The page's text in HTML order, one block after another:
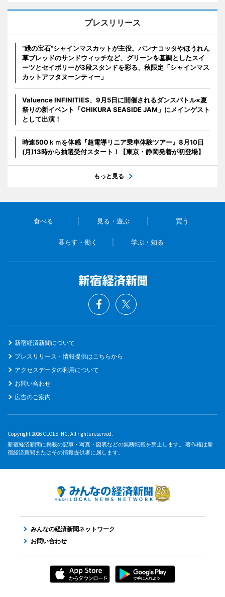
プレスリリース
“緑の宝石”シャインマスカットが主役。パンナコッタやほうれん
草ブレッドのサンドウィッチなど、グリーンを基調としたスイ
ーツとセイボリーが3段スタンドを彩る、秋限定「シャインマス
カットアフタヌーンティー」
Valuence INFINITIES、9月5日に開催されるダンスバトル×夏
祭りの新イベント「CHIKURA SEASIDE JAM」にメインゲスト
として出演！
時速500ｋｍを体感『超電導リニア乗車体験ツアー』8月10日
(月)13時から抽選受付スタート！【東京・静岡発着が初登場】
もっと見る
食べる 見る・遊ぶ 買う
暮らす・働く 学ぶ・知る
新宿経済新聞について
プレスリリース・情報提供はこちらから
アクセスデータの利用について
お問い合わせ
広告のご案内
Copyright 2026 CLOLE INC. All rights reserved.
新宿経済新聞に掲載の記事・写真・図表などの無断転載を禁止します。 著作権は新
宿経済新聞またはその情報提供者に属します。
みんなの経済新聞ネットワーク
お問い合わせ